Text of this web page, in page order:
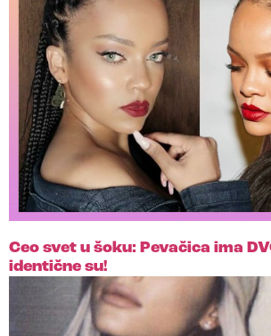
Ceo svet u šoku: Pevačica ima
identične su!